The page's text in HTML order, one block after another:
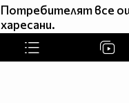
Потребителят все
харесани.